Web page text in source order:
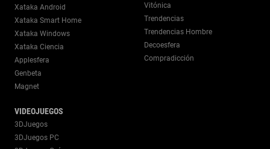
Xataka Android
Xataka Smart Home
Xataka Windows
Xataka Ciencia
Applesfera
Genbeta
Magnet
VIDEOJUEGOS
3DJuegos
3DJuegos PC
Vitónica
Trendencias
Trendencias Hombre
Decoesfera
Compradicción